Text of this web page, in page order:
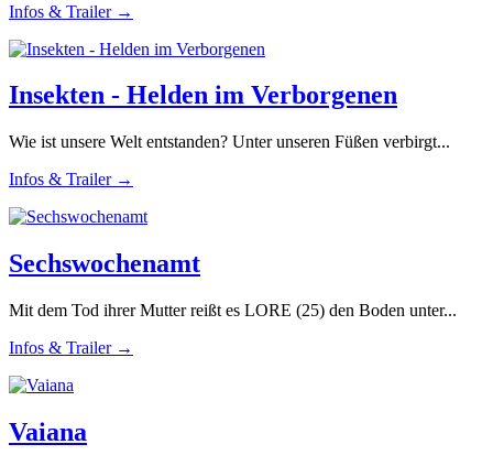
Infos & Trailer →
Insekten - Helden im Verborgenen
Wie ist unsere Welt entstanden? Unter unseren Füßen verbirgt...
Infos & Trailer →
Sechswochenamt
Mit dem Tod ihrer Mutter reißt es LORE (25) den Boden unter...
Infos & Trailer →
Vaiana